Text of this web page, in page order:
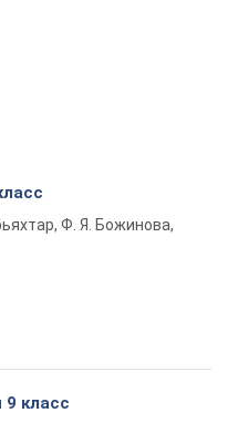
Ф. Я. Божинова,
9 класс